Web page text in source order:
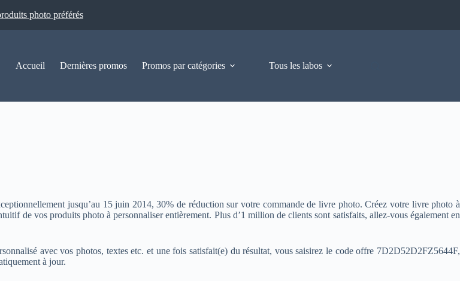
photo préférés
Accueil Dernières promos Promos par catégories Tous les labos
jusqu’au 15 juin 2014, 30% de réduction sur votre commande de livre photo. Créez votre livre photo à
de vos produits photo à personnaliser entièrement. Plus d’1 million de clients sont satisfaits, allez-vous également en
avec vos photos, textes etc. et une fois satisfait(e) du résultat, vous saisirez le code offre 7D2D52D2FZ5644F,
à jour.